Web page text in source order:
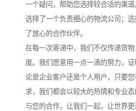
一个疑问，帮助您选择较合适的渠
选择了一个负责细心的物流公司；选
了放心的合作伙伴。
在每一次寄递中，我们不仅传递货
度。我们愿意用一点一滴的努力，
论是企业客户还是个人用户，只要
求，我们都会以较大的热情和专业
与您的合作，让我们一起，让世界